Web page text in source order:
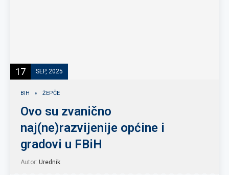
17 SEP, 2025
BIH ŽEPČE
Ovo su zvanično
naj(ne)razvijenije općine i
gradovi u FBiH
Autor: Urednik